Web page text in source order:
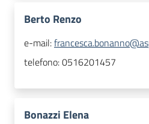
Berto Renzo
e-mail:
telefono:0516201457
Bonazzi Elena